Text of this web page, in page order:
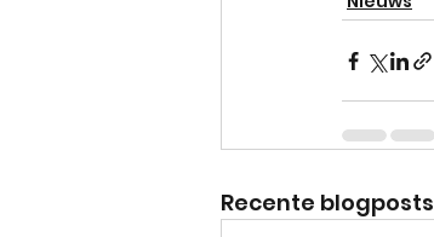
Recente blogposts